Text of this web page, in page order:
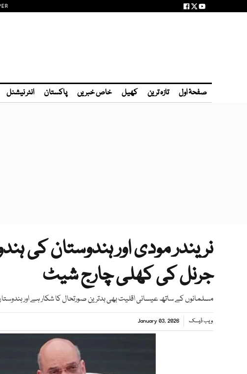
صفحۂ اول تازہ ترین کھیل خاص خبریں پاکستان انٹر نیشنل
نریندر مودی اور ہندوستان کی
جرنل کی کھلی چارج شیٹ
مسلمانوں کے ساتھ عیسائی اقلیت بھی بدترین صورتحال کا شکار ہے اور
ویب ڈیسک January 03, 2026